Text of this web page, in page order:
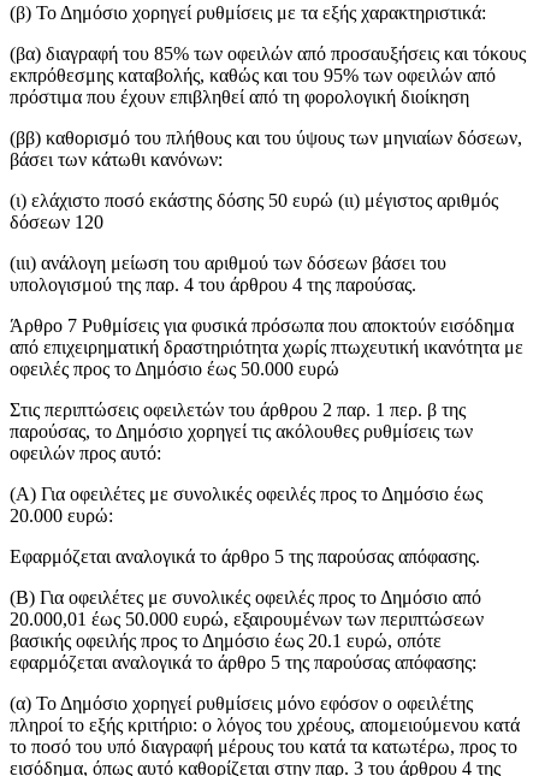
(β) Το Δημόσιο χορηγεί ρυθμίσεις με τα εξής χαρακτηριστικά:
(βα) διαγραφή του 85% των οφειλών από προσαυξήσεις και τόκους
εκπρόθεσμης καταβολής, καθώς και του 95% των οφειλών από
πρόστιμα που έχουν επιβληθεί από τη φορολογική διοίκηση
(ββ) καθορισμό του πλήθους και του ύψους των μηνιαίων δόσεων,
βάσει των κάτωθι κανόνων:
(ι) ελάχιστο ποσό εκάστης δόσης 50 ευρώ (ιι) μέγιστος αριθμός
δόσεων 120
(ιιι) ανάλογη μείωση του αριθμού των δόσεων βάσει του
υπολογισμού της παρ. 4 του άρθρου 4 της παρούσας.
Άρθρο 7 Ρυθμίσεις για φυσικά πρόσωπα που αποκτούν εισόδημα
από επιχειρηματική δραστηριότητα χωρίς πτωχευτική ικανότητα με
οφειλές προς το Δημόσιο έως 50.000 ευρώ
Στις περιπτώσεις οφειλετών του άρθρου 2 παρ. 1 περ. β της
παρούσας, το Δημόσιο χορηγεί τις ακόλουθες ρυθμίσεις των
οφειλών προς αυτό:
(Α) Για οφειλέτες με συνολικές οφειλές προς το Δημόσιο έως
20.000 ευρώ:
Εφαρμόζεται αναλογικά το άρθρο 5 της παρούσας απόφασης.
(Β) Για οφειλέτες με συνολικές οφειλές προς το Δημόσιο από
20.000,01 έως 50.000 ευρώ, εξαιρουμένων των περιπτώσεων
βασικής οφειλής προς το Δημόσιο έως 20.1 ευρώ, οπότε
εφαρμόζεται αναλογικά το άρθρο 5 της παρούσας απόφασης:
(α) Το Δημόσιο χορηγεί ρυθμίσεις μόνο εφόσον ο οφειλέτης
πληροί το εξής κριτήριο: o λόγος του χρέους, απομειούμενου κατά
το ποσό του υπό διαγραφή μέρους του κατά τα κατωτέρω, προς το
εισόδημα, όπως αυτό καθορίζεται στην παρ. 3 του άρθρου 4 της